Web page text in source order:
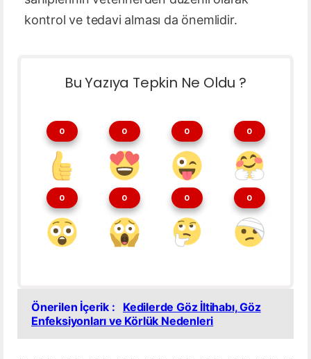
kontrol ve tedavi alması da önemlidir.
Bu Yazıya Tepkin Ne Oldu ?
0 0 0 0
0 0 0 0
Önerilen İçerik :
Kedilerde Göz İltihabı, Göz
Enfeksiyonları ve Körlük Nedenleri